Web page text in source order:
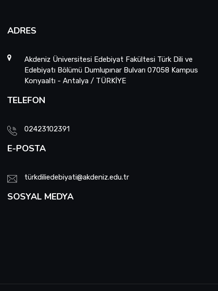
ADRES
Akdeniz Üniversitesi Edebiyat Fakültesi Türk Dili ve
Edebiyatı Bölümü Dumlupınar Bulvarı 07058 Kampus
Konyaaltı - Antalya / TÜRKİYE
TELEFON
02423102391
E-POSTA
türkdiliedebiyati@akdeniz.edu.tr
SOSYAL MEDYA